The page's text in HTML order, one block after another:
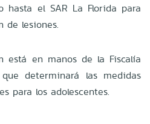
hasta el SAR La Florida para
de lesiones.
está en manos de la Fiscalía
determinará las medidas
para los adolescentes.